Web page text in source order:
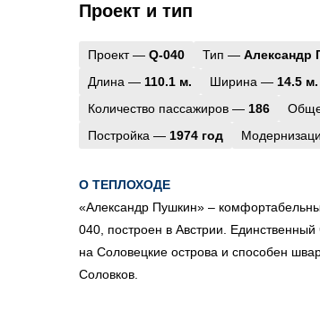
Проект и тип
Проект — Q-040 Тип — Александр
Длина — 110.1 м. Ширина — 14.5 м.
Количество пассажиров — 186
Постройка — 1974 год
О ТЕПЛОХОДЕ
«Александр Пушкин» –
040, построен в Австрии.
на Соловецкие острова и способен
Соловков.